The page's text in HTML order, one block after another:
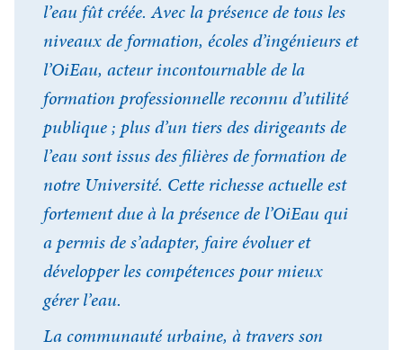
l’eau fût créée. Avec la présence de tous les
niveaux de formation, écoles d’ingénieurs et
l’OiEau, acteur incontournable de la
formation professionnelle reconnu d’utilité
publique ; plus d’un tiers des dirigeants de
l’eau sont issus des filières de formation de
notre Université. Cette richesse actuelle est
fortement due à la présence de l’OiEau qui
a permis de s’adapter, faire évoluer et
développer les compétences pour mieux
gérer l’eau.
La communauté urbaine, à travers son